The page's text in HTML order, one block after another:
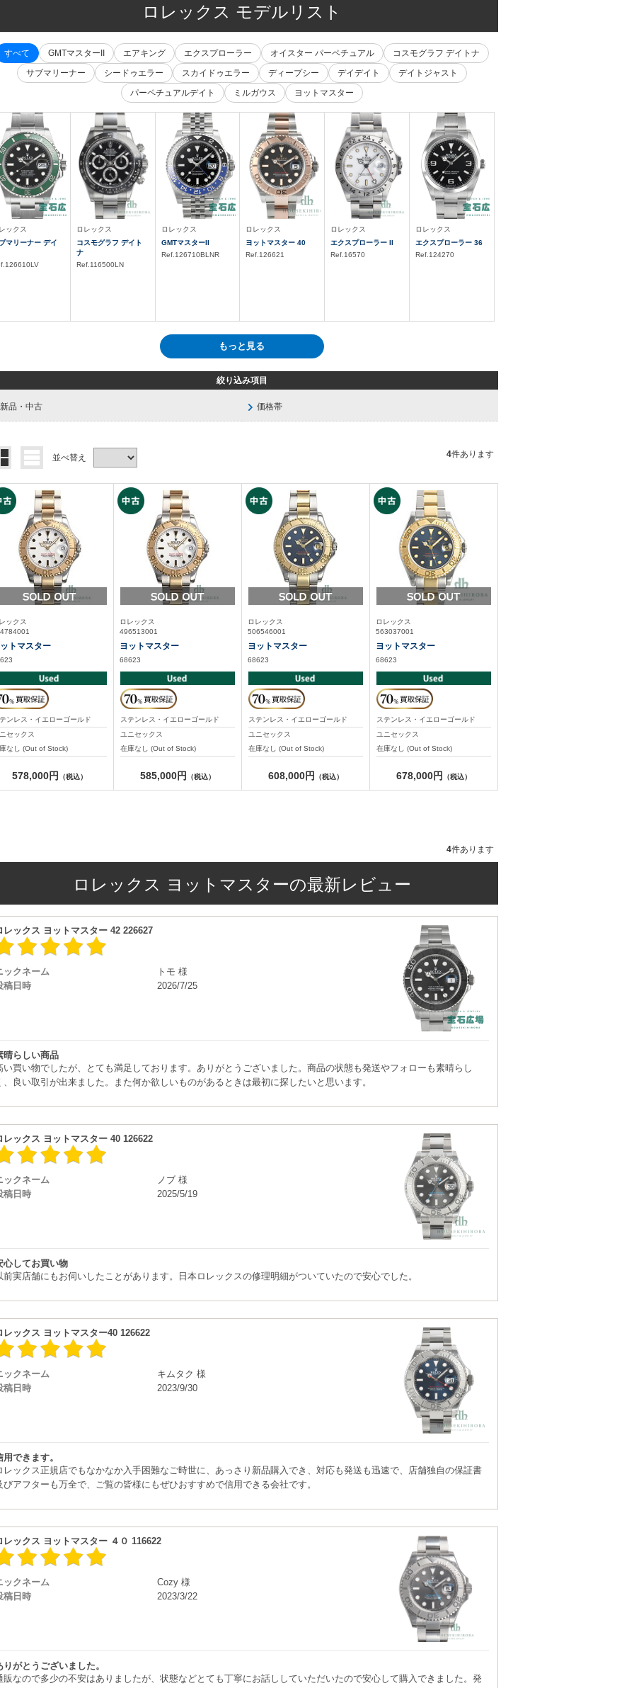
ロレックス モデルリスト
すべて GMTマスターII エアキング エクスプローラー オイスター パーペチュアル
コスモグラフ デイトナ
サブマリーナー
シードゥエラー スカイドゥエラー ディープシー デイデイト
デイトジャスト
パーペチュアルデイト
ミルガウス ヨットマスター
ックス
マリーナー デイ
ロレックス
コスモグラフ デイト
ナ
Ref.116500LN
ロレックス
GMTマスターII
Ref.126710BLNR
ロレックス
ヨットマスター 40
Ref.126621
ロレックス
エクスプローラー II
Ref.16570
ロレックス
エクスプローラー 36
Ref.124270
もっと見る
絞り込み項目
新品・中古 価格帯
並べ替え 4件あります
ックス
トマスター
ンレス・イエローゴールド
セックス
なし (Out of Stock)
578,000円 （税込）
ロレックス
496513001
ヨットマスター
68623
ステンレス・イエローゴールド
ユニセックス
在庫なし (Out of Stock)
585,000円 （税込）
ロレックス
506546001
ヨットマスター
68623
ステンレス・イエローゴールド
ユニセックス
在庫なし (Out of Stock)
608,000円 （税込）
ロレックス
563037001
ヨットマスター
68623
ステンレス・イエローゴールド
ユニセックス
在庫なし (Out of Stock)
678,000円 （税込）
4件あります
ロレックス ヨットマスターの最新レビュー
レックス ヨットマスター 42 226627
ックネーム
トモ 様
稿日時
2026/7/25
晴らしい商品
い買い物でしたが、とても満足しております。ありがとうございました。商品の状態も発送やフォローも素晴らし
、良い取引が出来ました。また何か欲しいものがあるときは最初に探したいと思います。
レックス ヨットマスター 40 126622
ックネーム
ノブ 様
稿日時
2025/5/19
心してお買い物
前実店舗にもお伺いしたことがあります。日本ロレックスの修理明細がついていたので安心でした。
レックス ヨットマスター40 126622
ックネーム
キムタク 様
稿日時
2023/9/30
用できます。
レックス正規店でもなかなか入手困難なご時世に、あっさり新品購入でき、対応も発送も迅速で、店舗独自の保証書
びアフターも万全で、ご覧の皆様にもぜひおすすめで信用できる会社です。
レックス ヨットマスター ４０ 116622
ックネーム
Cozy 様
稿日時
2023/3/22
りがとうございました。
販なので多少の不安はありましたが、状態などとても丁寧にお話ししていただいたので安心して購入できました。発